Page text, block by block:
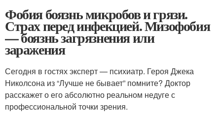
Фобия боязнь микробов и грязи.
Страх перед инфекцией. Мизофобия
— боязнь загрязнения или
заражения
Сегодня в гостях эксперт — психиатр. Героя Джека
Николсона из “Лучше не бывает” помните? Доктор
расскажет о его абсолютно реальном недуге с
профессиональной точки зрения.